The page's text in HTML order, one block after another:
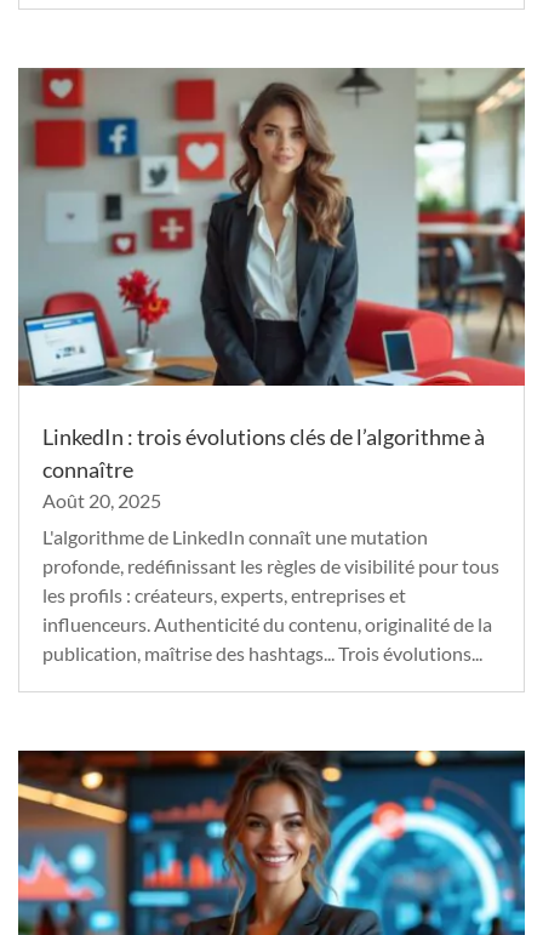
LinkedIn : trois évolutions clés de l’algorithme à
connaître
Août 20, 2025
L'algorithme de LinkedIn connaît une mutation
profonde, redéfinissant les règles de visibilité pour tous
les profils : créateurs, experts, entreprises et
influenceurs. Authenticité du contenu, originalité de la
publication, maîtrise des hashtags... Trois évolutions...